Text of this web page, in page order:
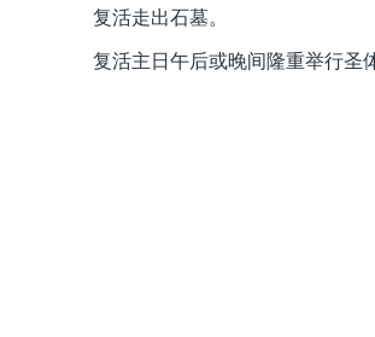
复活走出石墓。
复活主日午后或晚间隆重举行圣